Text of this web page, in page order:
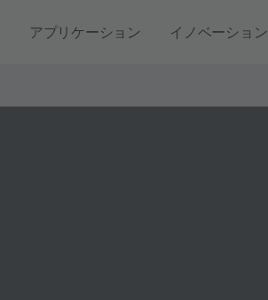
アプリケーション イノベーション